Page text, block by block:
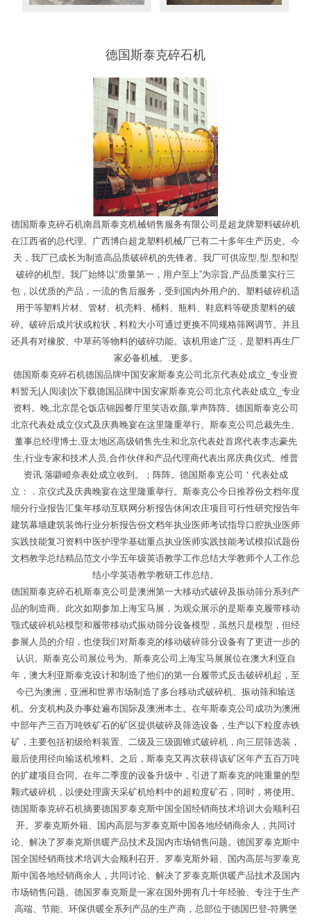
德国斯泰克碎石机
德国斯泰克碎石机南昌斯泰克机械销售服务有限公司是超龙牌塑料破碎机
在江西省的总代理。广西博白超龙塑料机械厂已有二十多年生产历史。今
天，我厂已成长为制造高品质破碎机的先锋者。我厂可供应型,型,型和型
破碎的机型。我厂始终以“质量第一，用户至上”为宗旨,产品质量实行三
包，以优质的产品，一流的售后服务，受到国内外用户的。塑料破碎机适
用于等塑料片材、管材、机壳料、桶料、瓶料、鞋底料等硬质塑料的破
碎。破碎后成片状或粒状，料粒大小可通过更换不同规格筛网调节。并且
还具有对橡胶、中草药等物料的破碎功能。该机用途广泛，是塑料再生厂
家必备机械。.更多。
德国斯泰克碎石机德国品牌中国安家斯泰克公司北京代表处成立_专业资
料暂无|人阅读|次下载德国品牌中国安家斯泰克公司北京代表处成立_专业
资料。晚,北京昆仑饭店锦园餐厅里笑语欢颜,掌声阵阵。德国斯泰克公司
北京代表处成立仪式及庆典晚宴在这里隆重举行。斯泰克公司总裁先生、
董事总经理博士,亚太地区高级销售先生和北京代表处首席代表李志豪先
生,行业专家和技术人员,合作伙伴和产品代理商代表出席庆典仪式。维普
资讯.落噼嶝奈表处成立收到。；阵阵。德国斯泰克公司＇代表处成
立：．京仪式及庆典晚宴在这里隆重举行。斯泰克公今日推荐份文档年度
细分行业报告汇集年移动互联网分析报告休闲农庄项目可行性研究报告年
建筑幕墙建筑装饰行业分析报告份文档年执业医师考试指导口腔执业医师
实践技能复习资料中医护理学基础重点执业医师实践技能考试模拟试题份
文档教学总结精品范文小学五年级英语教学工作总结大学教师个人工作总
结小学英语教学教研工作总结。
德国斯泰克碎石机斯泰克公司是澳洲第一大移动式破碎及振动筛分系列产
品的制造商。此次如期参加上海宝马展，为观众展示的是斯泰克履带移动
颚式破碎机站模型和履带移动式振动筛分设备模型，虽然只是模型，但经
参展人员的介绍，也使我们对斯泰克的移动破碎筛分设备有了更进一步的
认识。斯泰克公司展位号为。斯泰克公司上海宝马展展位在澳大利亚自
年，澳大利亚斯泰克设计和制造了他们的第一台履带式反击破碎机起，至
今已为澳洲，亚洲和世界市场制造了多台移动式破碎机、振动筛和输送
机。分支机构及办事处遍布国际及澳洲本土。在年斯泰克公司成功为澳洲
中部年产三百万吨铁矿石的矿区提供破碎及筛选设备，生产以下粒度赤铁
矿，主要包括初级给料装置、二级及三级圆锥式破碎机，向三层筛选装，
最后使用径向输送机堆料。之后，斯泰克又再次获得该矿区年产五百万吨
的扩建项目合同。在年二季度的设备升级中，引进了斯泰克的吨重量的型
颗式破碎机，以便处理露天采矿机给料中的超粒度矿石，同时，将使用。
德国斯泰克碎石机摘要德国罗泰克斯中国全国经销商技术培训大会顺利召
开。罗泰克斯外籍、国内高层与罗泰克斯中国各地经销商余人，共同讨
论、解决了罗泰克斯供暖产品技术及国内市场销售问题。德国罗泰克斯中
国全国经销商技术培训大会顺利召开。罗泰克斯外籍、国内高层与罗泰克
斯中国各地经销商余人，共同讨论、解决了罗泰克斯供暖产品技术及国内
市场销售问题。德国罗泰克斯是一家在国外拥有几十年经验、专注于生产
高端、节能、环保供暖全系列产品的生产商，总部位于德国巴登-符腾堡